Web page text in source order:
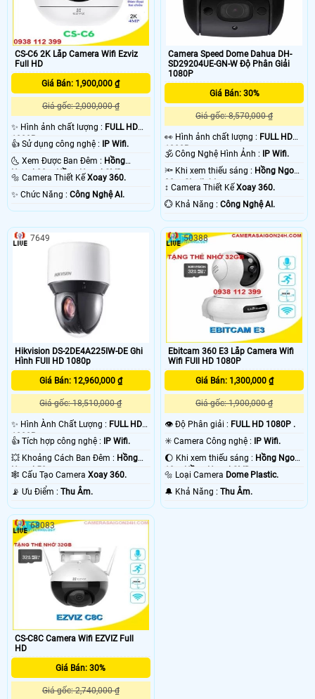
CS-C6 2K Lắp Camera Wifi Ezviz
Full HD
Giá Bán: 1,900,000 ₫
Giá gốc: 2,000,000 ₫
✨ Hình ảnh chất lượng : FULL HD
1080P .
👍 Sử dụng công nghệ :
IP Wifi.
🌜 Xem Được Ban Đêm : Hồng
Ngoại 20m Hồng Ngoại SMD.
🔩 Camera Thiết Kế Xoay 360.
️✨ Chức Năng : Công Nghệ AI.
Camera Speed Dome Dahua DH-
SD29204UE-GN-W Độ Phân Giải
1080P
Giá Bán: 30%
Giá gốc: 8,570,000 ₫
️👀 Hình ảnh chất lượng : FULL HD
1080P .
🕉️ Công Nghệ Hình Ảnh :
IP Wifi.
🔦 Khi xem thiếu sáng : Hồng Ngoại
30m Starlight.
↕️ Camera Thiết KếXoay 360.
️💮 Khả Năng :Công Nghệ AI.
Hikvision DS-2DE4A225IW-DE Ghi
Hình FUll HD 1080p
Giá Bán: 12,960,000 ₫
Giá gốc: 18,510,000 ₫
✨ Hình Ành Chất Lượng : FULL HD
1080P .
👍 Tích hợp công nghệ :
IP Wifi.
💥 Khoảng Cách Ban Đêm : Hồng
Ngoại 50m .
🕸️ Cấu Tạo Camera Xoay 360.
️📡 Ưu Điểm : Thu Âm.
7649
Ebitcam 360 E3 Lắp Camera Wifi
Wifi FUll HD 1080P
Giá Bán: 1,300,000 ₫
Giá gốc: 1,900,000 ₫
👁 Độ Phân giải : FULL HD 1080P .
✳️ Camera Công nghệ :
IP Wifi.
🌔 Khi xem thiếu sáng : Hồng Ngoại
10m Hồng Ngoại SMD.
🔩 Loại Camera Dome Plastic.
️🔔 Khả Năng :Thu Âm.
50388
CS-C8C Camera Wifi EZVIZ Full
HD
Giá Bán: 30%
Giá gốc: 2,740,000 ₫
68083